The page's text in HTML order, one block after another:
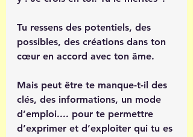
Tu ressens des potentiels, des
possibles, des créations dans ton
cœur en accord avec ton âme.
Mais peut être te manque-t-il des
clés, des informations, un mode
d’emploi.... pour te permettre
d’exprimer et d’exploiter qui tu es